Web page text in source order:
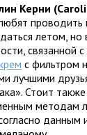
Керни
летом, но
связанной
с фильтром
лучшими
Стоит
методам
данным